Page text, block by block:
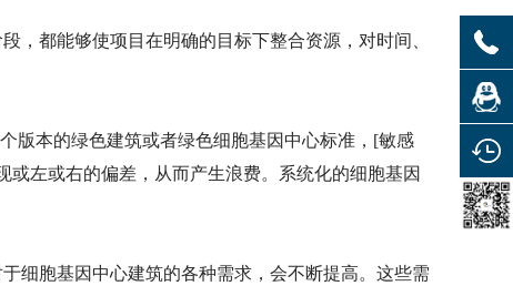
，都能够使项目在明确的目标下整合资源，对时间、
版本的绿色建筑或者绿色细胞基因中心标准，[敏感
或左或右的偏差，从而产生浪费。系统化的细胞基因
于细胞基因中心建筑的各种需求，会不断提高。这些需